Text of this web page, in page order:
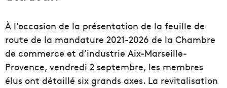
À l’occasion de la présentation de la feuille de
route de la mandature 2021-2026 de la Chambre
de commerce et d’industrie Aix-Marseille-
Provence, vendredi 2 septembre, les membres
élus ont détaillé six grands axes. La revitalisation